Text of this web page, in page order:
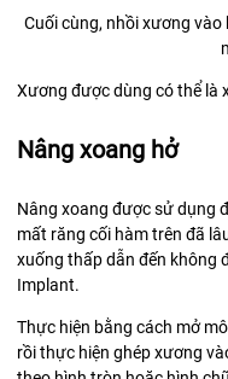
Cuối cùng, nhồi xương
Xương được dùng có thể là
Nâng xoang hở
Nâng xoang được sử dụng
mất răng cối hàm trên đã
xuống thấp dẫn đến không
Implant.
Thực hiện bằng cách mở
rồi thực hiện ghép xương